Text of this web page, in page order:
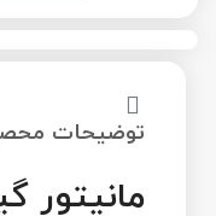
توضیحات
مانیتور